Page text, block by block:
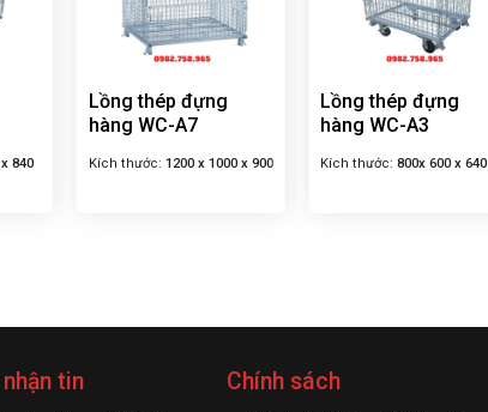
840
Lồng thép đựng
hàng WC-A7
Kích thước: 1200 x 1000 x 900
Lồng thép đựng
hàng WC-A3
Kích thước:800x 600 x 640
tin Chính sách